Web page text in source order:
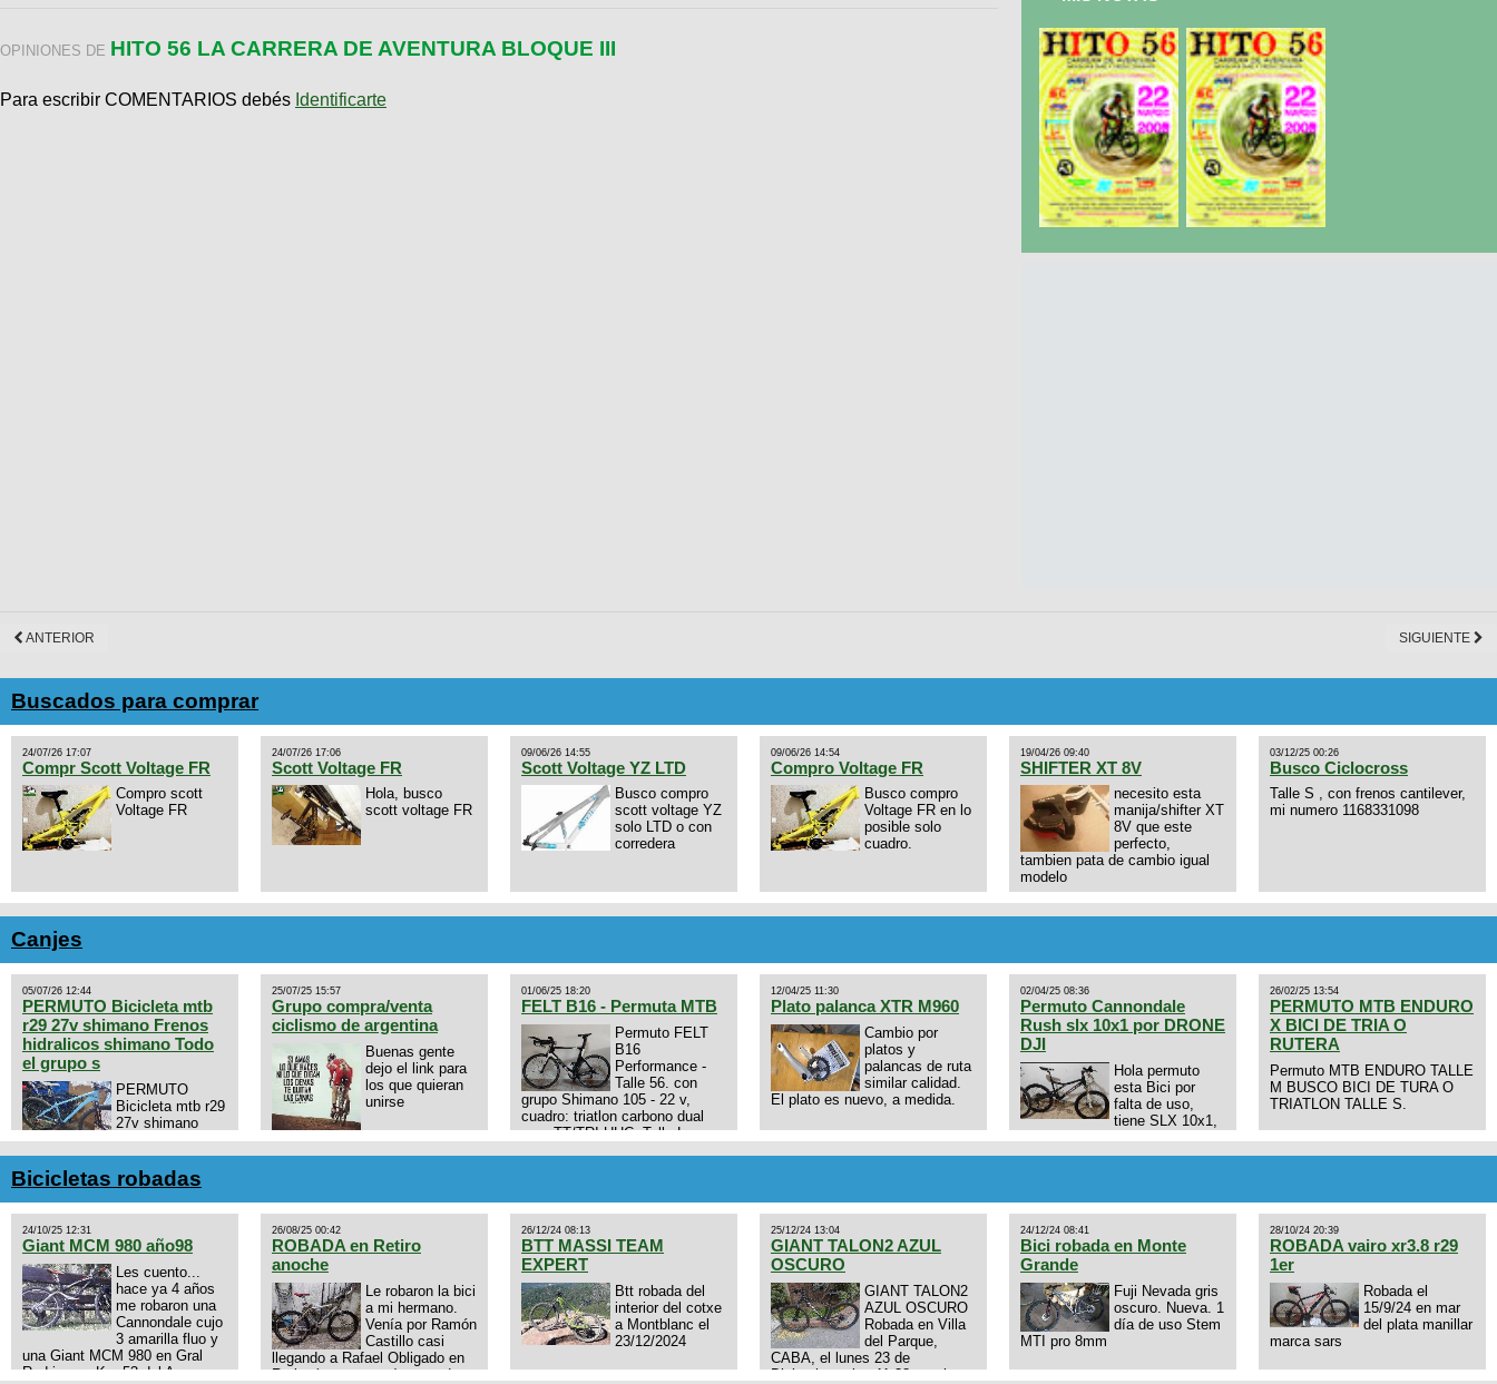
OPINIONES DE HITO 56 LA CARRERA DE AVENTURA BLOQUE III
Para escribir COMENTARIOS debés Identificarte
ANTERIOR SIGUIENTE
Buscados para comprar
24/07/26 17:07
Compr Scott Voltage FR
Compro scott
Voltage FR
24/07/26 17:06
Scott Voltage FR
Hola, busco
scott voltage FR
09/06/26 14:55
Scott Voltage YZ LTD
Busco compro
scott voltage YZ
solo LTD o con
corredera
09/06/26 14:54
Compro Voltage FR
Busco compro
Voltage FR en lo
posible solo
cuadro.
19/04/26 09:40
SHIFTER XT 8V
necesito esta
manija/shifter XT
8V que este
perfecto,
tambien pata de cambio igual
modelo
03/12/25 00:26
Busco Ciclocross
Talle S , con frenos cantilever,
mi numero 1168331098
Canjes
05/07/26 12:44
PERMUTO Bicicleta mtb
r29 27v shimano Frenos
hidralicos shimano Todo
el grupo s
PERMUTO
Bicicleta mtb r29
27v shimano
Frenos hidralicos
shimano Todo el grupo shimano
Talle s/m Permuto x pistera o
ruta talle s o m.
25/07/25 15:57
Grupo compra/venta
ciclismo de argentina
Buenas gente
dejo el link para
los que quieran
unirse
https://chat.whatsapp.com/E4N9zhVk9wHFFzK7T345Kn?
mode=ac_t
01/06/25 18:20
FELT B16 - Permuta MTB
Permuto FELT
B16
Performance -
Talle 56. con
grupo Shimano 105 - 22 v,
cuadro: triatlon carbono dual
aero TT/TRI UHC. Talle L.
12/04/25 11:30
Plato palanca XTR M960
Cambio por
platos y
palancas de ruta
similar calidad.
El plato es nuevo, a medida.
02/04/25 08:36
Permuto Cannondale
Rush slx 10x1 por DRONE
DJI
Hola permuto
esta Bici por
falta de uso,
tiene SLX 10x1,
Axon tope de gama con
drone de la marca Dji, les dejo
3434568861 saludos
26/02/25 13:54
PERMUTO MTB ENDURO
X BICI DE TRIA O
RUTERA
Permuto MTB ENDURO TALLE
M BUSCO BICI DE TURA O
TRIATLON TALLE S.
Bicicletas robadas
24/10/25 12:31
Giant MCM 980 año98
Les cuento...
hace ya 4 años
me robaron una
Cannondale cujo
3 amarilla fluo y
una Giant MCM 980 en Gral
Rodriguez. Km 53 del Acceso
26/08/25 00:42
ROBADA en Retiro
anoche
Le robaron la bici
a mi hermano.
Venía por Ramón
Castillo casi
llegando a Rafael Obligado en
Retiro (zona puerto) a eso de
26/12/24 08:13
BTT MASSI TEAM
EXPERT
Btt robada del
interior del cotxe
a Montblanc el
23/12/2024
25/12/24 13:04
GIANT TALON2 AZUL
OSCURO
GIANT TALON2
AZUL OSCURO
Robada en Villa
del Parque,
CABA, el lunes 23 de
Diciembre a las 11:38 am, hay
24/12/24 08:41
Bici robada en Monte
Grande
Fuji Nevada gris
oscuro. Nueva. 1
día de uso Stem
MTI pro 8mm
28/10/24 20:39
ROBADA vairo xr3.8 r29
1er
Robada el
15/9/24 en mar
del plata manillar
marca sars